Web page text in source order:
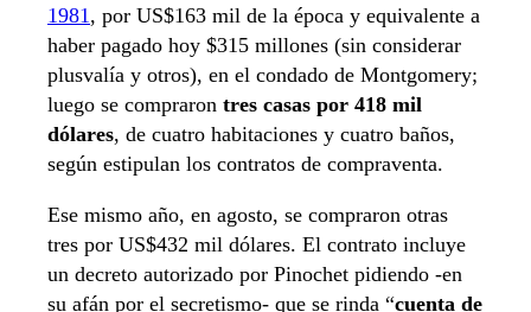
1981, por US$163 mil de la época y equivalente a
haber pagado hoy $315 millones (sin considerar
plusvalía y otros), en el condado de Montgomery;
luego se compraron tres casas por 418 mil
dólares, de cuatro habitaciones y cuatro baños,
según estipulan los contratos de compraventa.
Ese mismo año, en agosto, se compraron otras
tres por US$432 mil dólares. El contrato incluye
un decreto autorizado por Pinochet pidiendo -en
su afán por el secretismo- que se rinda “cuenta de